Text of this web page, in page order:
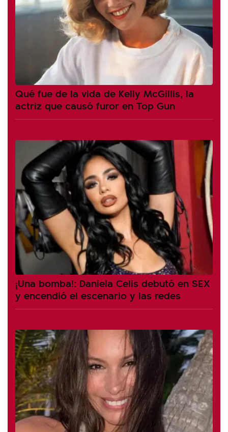
Qué fue de la vida de Kelly McGillis, la
actriz que causó furor en Top Gun
¡Una bomba!: Daniela Celis debutó en SEX
y encendió el escenario y las redes